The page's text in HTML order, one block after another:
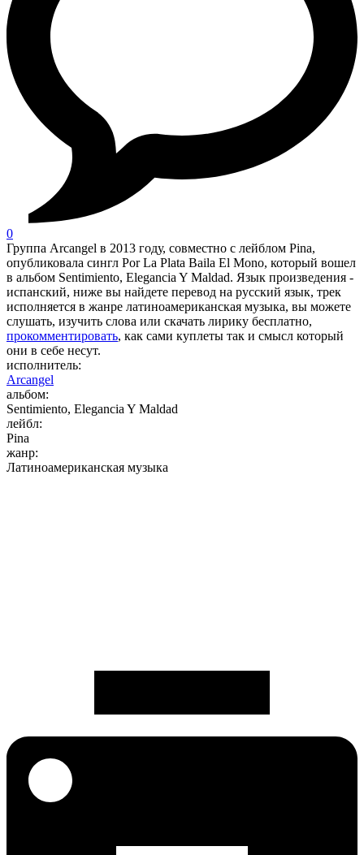
0
Группа Arcangel в 2013 году, совместно с лейблом Pina,
опубликовала сингл Por La Plata Baila El Mono, который вошел
в альбом Sentimiento, Elegancia Y Maldad. Язык произведения -
испанский, ниже вы найдете перевод на русский язык, трек
исполняется в жанре латиноамериканская музыка, вы можете
слушать, изучить слова или скачать лирику бесплатно,
прокомментировать, как сами куплеты так и смысл который
они в себе несут.
исполнитель:
Arcangel
альбом:
Sentimiento, Elegancia Y Maldad
лейбл:
Pina
жанр:
Латиноамериканская музыка